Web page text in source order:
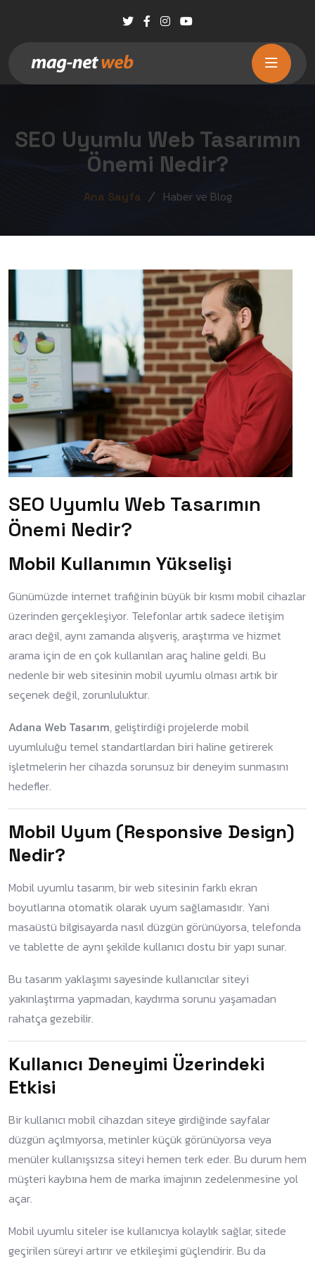
SEO Uyumlu Web Tasarımın
Önemi Nedir?
Ana Sayfa Haber ve Blog
SEO Uyumlu Web Tasarımın
Önemi Nedir?
Mobil Kullanımın Yükselişi
Günümüzde internet trafiğinin büyük bir kısmı mobil cihazlar
üzerinden gerçekleşiyor. Telefonlar artık sadece iletişim
aracı değil, aynı zamanda alışveriş, araştırma ve hizmet
arama için de en çok kullanılan araç haline geldi. Bu
nedenle bir web sitesinin mobil uyumlu olması artık bir
seçenek değil, zorunluluktur.
Adana Web Tasarım, geliştirdiği projelerde mobil
uyumluluğu temel standartlardan biri haline getirerek
işletmelerin her cihazda sorunsuz bir deneyim sunmasını
hedefler.
Mobil Uyum (Responsive Design)
Nedir?
Mobil uyumlu tasarım, bir web sitesinin farklı ekran
boyutlarına otomatik olarak uyum sağlamasıdır. Yani
masaüstü bilgisayarda nasıl düzgün görünüyorsa, telefonda
ve tablette de aynı şekilde kullanıcı dostu bir yapı sunar.
Bu tasarım yaklaşımı sayesinde kullanıcılar siteyi
yakınlaştırma yapmadan, kaydırma sorunu yaşamadan
rahatça gezebilir.
Kullanıcı Deneyimi Üzerindeki
Etkisi
Bir kullanıcı mobil cihazdan siteye girdiğinde sayfalar
düzgün açılmıyorsa, metinler küçük görünüyorsa veya
menüler kullanışsızsa siteyi hemen terk eder. Bu durum hem
müşteri kaybına hem de marka imajının zedelenmesine yol
açar.
Mobil uyumlu siteler ise kullanıcıya kolaylık sağlar, sitede
geçirilen süreyi artırır ve etkileşimi güçlendirir. Bu da